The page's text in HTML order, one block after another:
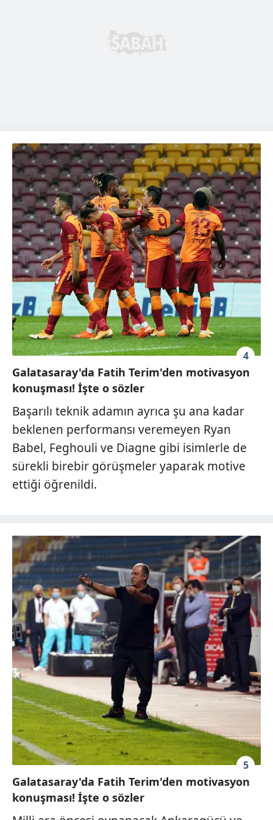
tıklayınız.
4
Galatasaray'da Fatih Terim'den motivasyon
konuşması! İşte o sözler
Başarılı teknik adamın ayrıca şu ana kadar
beklenen performansı veremeyen Ryan
Babel, Feghouli ve Diagne gibi isimlerle de
sürekli birebir görüşmeler yaparak motive
ettiği öğrenildi.
5
Galatasaray'da Fatih Terim'den motivasyon
konuşması! İşte o sözler